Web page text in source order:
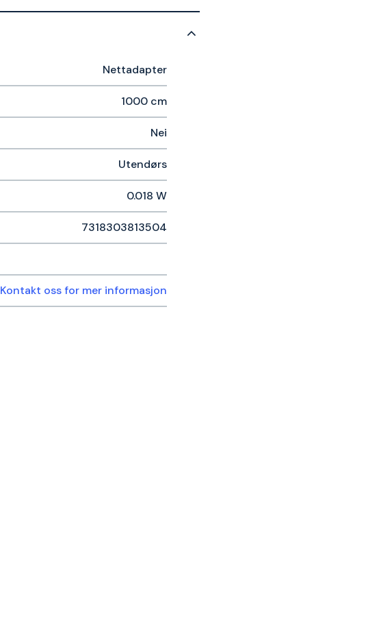
Nettadapter
1000 cm
Nei
Utendørs
0.018 W
7318303813504
Kontakt oss for mer informasjon